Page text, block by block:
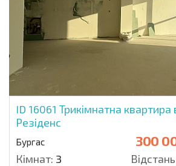
ID 16061 Трикімнатна
Резіденс
Бургас 300
Кімнат: 3